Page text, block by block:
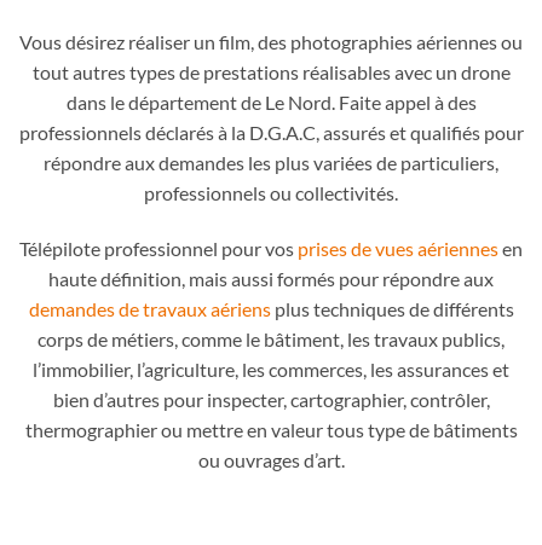
Vous désirez réaliser un film, des photographies aériennes ou
tout autres types de prestations réalisables avec un drone
dans le département de Le Nord. Faite appel à des
professionnels déclarés à la D.G.A.C, assurés et qualifiés pour
répondre aux demandes les plus variées de particuliers,
professionnels ou collectivités.
Télépilote professionnel pour vos prises de vues aériennesen
haute définition, mais aussi formés pour répondre aux
demandes de travaux aériensplus techniques de différents
corps de métiers, comme le bâtiment, les travaux publics,
l’immobilier, l’agriculture, les commerces, les assurances et
bien d’autres pour inspecter, cartographier, contrôler,
thermographier ou mettre en valeur tous type de bâtiments
ou ouvrages d’art.